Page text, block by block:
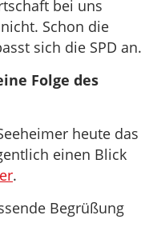
bei uns
Schon die
sich die SPD an.
Folge des
heute das
einen Blick
.
Begrüßung